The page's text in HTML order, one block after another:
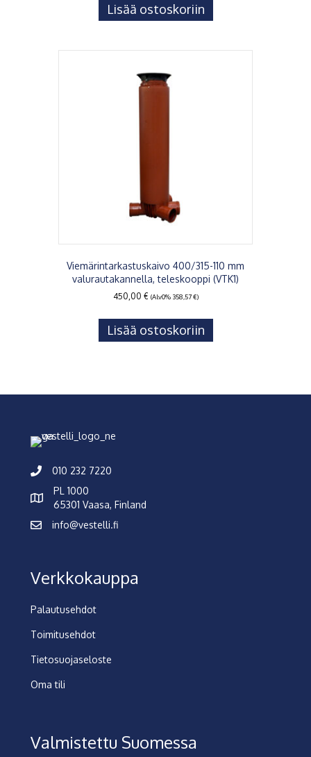
Lisää ostoskoriin
Viemärintarkastuskaivo 400/315-110 mm
valurautakannella, teleskooppi (VTK1)
450,00 € (Alv0% 358,57€)
Lisää ostoskoriin
010 232 7220
PL 1000
65301 Vaasa, Finland
info@vestelli.fi
Verkkokauppa
Palautusehdot
Toimitusehdot
Tietosuojaseloste
Oma tili
Valmistettu Suomessa